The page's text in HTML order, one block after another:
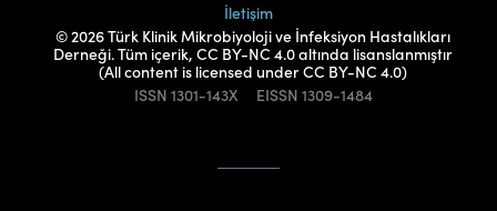
İletişim
© 2026 Türk Klinik Mikrobiyoloji ve İnfeksiyon Hastalıkları
Derneği. Tüm içerik, CC BY-NC 4.0 altında lisanslanmıştır
(All content is licensed under CC BY-NC 4.0)
ISSN 1301-143X EISSN 1309-1484